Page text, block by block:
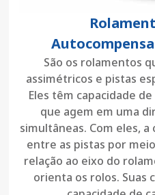
São os rolamentos
assimétricos e pistas
Eles têm capacidade
que agem em uma
simultâneas. Com eles,
entre as pistas por
relação ao eixo do
orienta os rolos. Suas